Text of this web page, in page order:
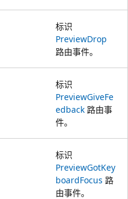
标识
PreviewDrop
路由事件。
标识
PreviewGiveFe
edback 路由事
件。
标识
PreviewGotKey
boardFocus 路
由事件。